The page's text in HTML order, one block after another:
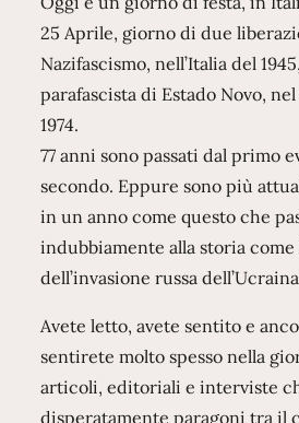
25 Aprile, giorno di due
Nazifascismo, nell’Italia del
parafascista di Estado Novo,
1974.
77 anni sono passati dal primo
secondo. Eppure sono più
in un anno come questo che
indubbiamente alla storia come
dell’invasione russa
Avete letto, avete sentito e
sentirete molto spesso nella
articoli, editoriali e interviste
disperatamente paragoni tra il